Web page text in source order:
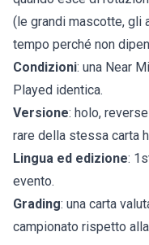
(le grandi mascotte, gli
tempo perché non
Condizioni: una Near
Played identica.
Versione: holo,
rare della stessa carta
Lingua ed edizione:
evento.
Grading: una carta
campionato rispetto